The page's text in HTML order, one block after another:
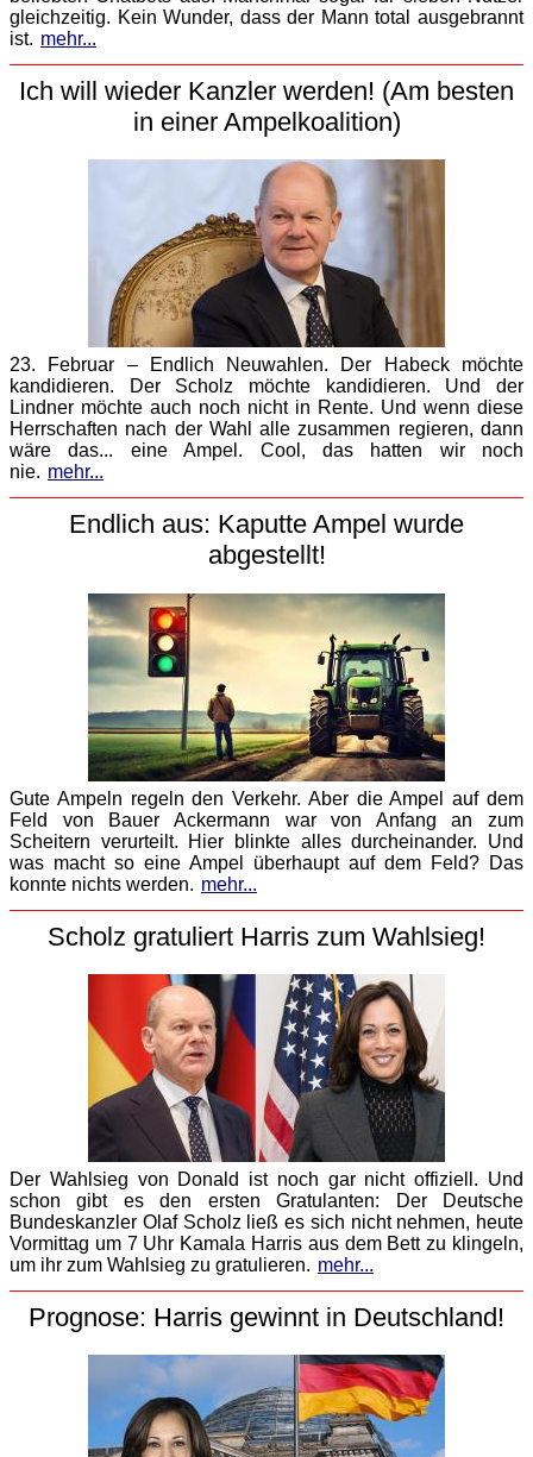
gleichzeitig. Kein Wunder, dass der Mann total ausgebrannt
ist. mehr...
Ich will wieder Kanzler werden! (Am besten
in einer Ampelkoalition)
23. Februar – Endlich Neuwahlen. Der Habeck möchte
kandidieren. Der Scholz möchte kandidieren. Und der
Lindner möchte auch noch nicht in Rente. Und wenn diese
Herrschaften nach der Wahl alle zusammen regieren, dann
wäre das... eine Ampel. Cool, das hatten wir noch
nie. mehr...
Endlich aus: Kaputte Ampel wurde
abgestellt!
Gute Ampeln regeln den Verkehr. Aber die Ampel auf dem
Feld von Bauer Ackermann war von Anfang an zum
Scheitern verurteilt. Hier blinkte alles durcheinander. Und
was macht so eine Ampel überhaupt auf dem Feld? Das
konnte nichts werden. mehr...
Scholz gratuliert Harris zum Wahlsieg!
Der Wahlsieg von Donald ist noch gar nicht offiziell. Und
schon gibt es den ersten Gratulanten: Der Deutsche
Bundeskanzler Olaf Scholz ließ es sich nicht nehmen, heute
Vormittag um 7 Uhr Kamala Harris aus dem Bett zu klingeln,
um ihr zum Wahlsieg zu gratulieren. mehr...
Prognose: Harris gewinnt in Deutschland!